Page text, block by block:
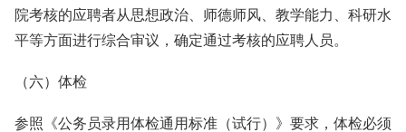
院考核的应聘者从思想政治、师德师风、教学能力、科研水
平等方面进行综合审议，确定通过考核的应聘人员。
（六）体检
参照《公务员录用体检通用标准（试行）》要求，体检必须